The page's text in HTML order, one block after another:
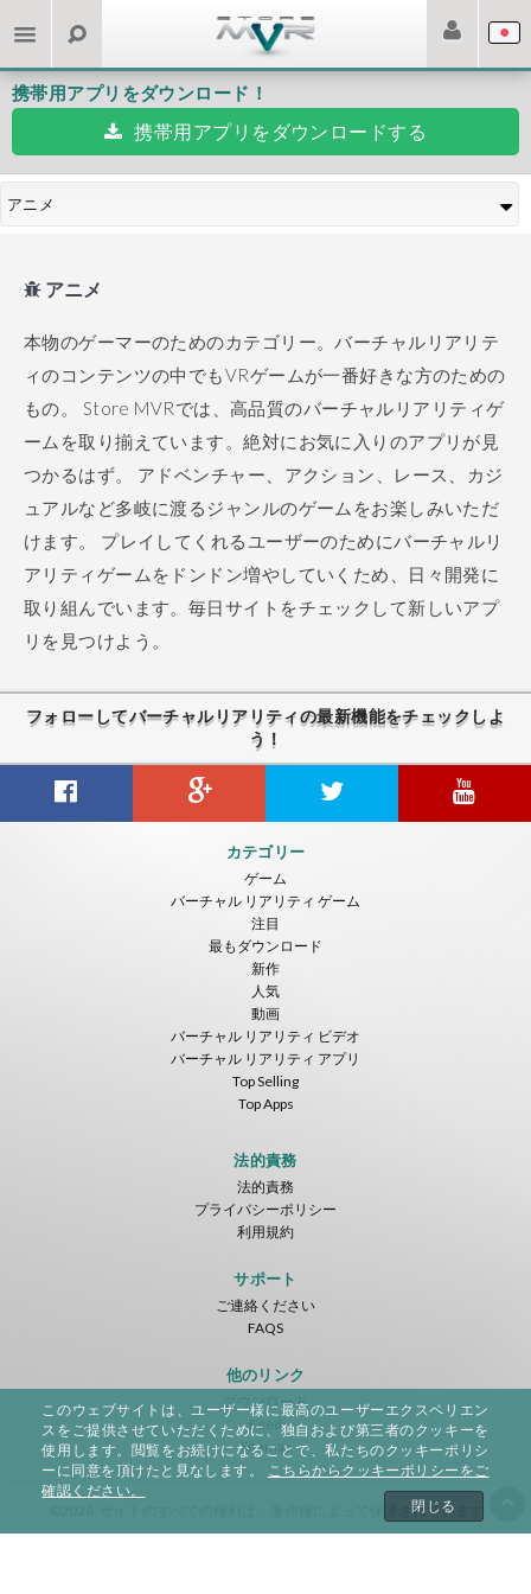
携帯用アプリをダウンロード！
携帯用アプリをダウンロードする
アニメ
アニメ
本物のゲーマーのためのカテゴリー。バーチャルリアリテ
ィのコンテンツの中でもVRゲームが一番好きな方のための
もの。
Store MVRでは、高品質のバーチャルリアリティゲ
ームを取り揃えています。絶対にお気に入りのアプリが見
つかるはず。 アドベンチャー、アクション、レース、カジ
ュアルなど多岐に渡るジャンルのゲームをお楽しみいただ
けます。
プレイしてくれるユーザーのためにバーチャルリ
アリティゲームをドンドン増やしていくため、日々開発に
取り組んでいます。毎日サイトをチェックして新しいアプ
リを見つけよう。
フォローしてバーチャルリアリティの最新機能をチェックしよ
う！
カテゴリー
ゲーム
バーチャル リアリティ ゲーム
注目
最もダウンロード
新作
人気
動画
バーチャル リアリティ ビデオ
バーチャル リアリティ アプリ
Top Selling
Top Apps
法的責務
法的責務
プライバシーポリシー
利用規約
サポート
ご連絡ください
FAQS
他のリンク
ダウンロード
Feed
Sitemap
©2026. サイトのすべての権利は、著作権によって保護されています
このウェブサイトは、ユーザー様に最高のユーザーエクスペリエン
スをご提供させていただくために、独自および第三者のクッキーを
使用します。閲覧をお続けになることで、私たちのクッキーポリシ
ーに同意を頂けたと見なします。 こちらからクッキーポリシーをご
確認ください。
閉じる